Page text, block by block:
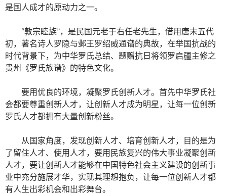
是国人成才的原动力之一。
“敦宗睦族”，是民国元老于右任老先生，借用唐末五代
初，著名诗人罗隐与邺王罗绍威通谱的典故，在举国抗战的
时代背景下，为中华罗氏总结、题赠抗日将领罗启疆主修之
贵州《罗氏族谱》的特色文化。
要用优良的环境，凝聚罗氏创新人才。首先中华罗氏社
会都要尊重创新人才，让创新人才成为明星，让每一位创新
罗氏人才都拥有大量创新粉丝。
从国家角度，发现创新人才、培育创新人才，目的是为
了留住人才、使用人才，要用民族复兴的伟大事业凝聚创新
人才，要让创新人才能够在中国特色社会主义建设的创新事
业中充分施展才华，实现其理想抱负，让每一位创新人才都
有人生出彩机会和出彩舞台。